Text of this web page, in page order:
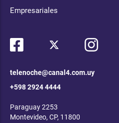
Empresariales
telenoche@canal4.com.uy
+598 2924 4444
Paraguay 2253
Montevideo, CP, 11800